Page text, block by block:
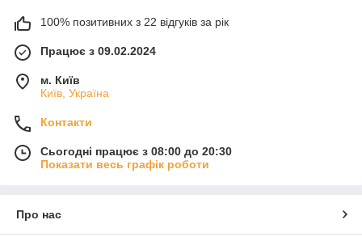
100% позитивних з 22 відгуків за рік
Працює з 09.02.2024
м. Київ
Київ, Україна
Контакти
Сьогодні працює з 08:00 до 20:30
Показати весь графік роботи
Про нас